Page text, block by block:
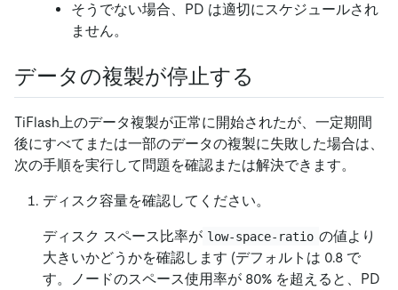
そうでない場合、PD は適切にスケジュールされ
ません。
データの複製が停止する
TiFlash上のデータ複製が正常に開始されたが、一定期間
後にすべてまたは一部のデータの複製に失敗した場合は、
次の手順を実行して問題を確認または解決できます。
ディスク容量を確認してください。
ディスク スペース比率が low-space-ratio の値より
大きいかどうかを確認します (デフォルトは 0.8 で
す。ノードのスペース使用率が 80% を超えると、PD